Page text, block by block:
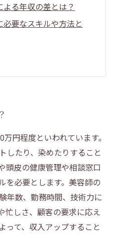
る年収の差とは？
要なスキルや方法と
円程度といわれています。
したり、染めたりすること
頭皮の健康管理や相談窓口
を必要とします。美容師の
年数、勤務時間、技術力に
忙しさ、顧客の要求に応え
って、収入アップすること